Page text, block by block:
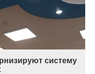
систему